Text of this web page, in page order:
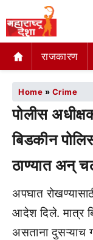
राजकारण
Home » Crime
पोलीस
बिडकीन
ठाण्यात अन्
अपघात
आदेश दिले. मात्र
असताना दुसऱ्याच